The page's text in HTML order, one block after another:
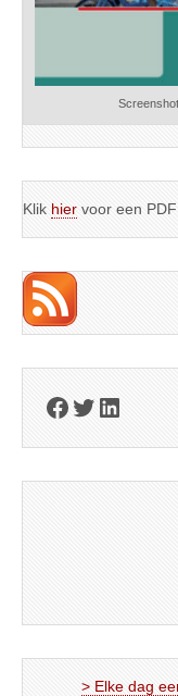
Screenshot
Klik hier voor een
Facebook
Twitter
LinkedIn
> Elke dag